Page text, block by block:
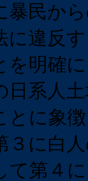
暴民か
に違反
を明確
日系人
とに象
３に白
て第４